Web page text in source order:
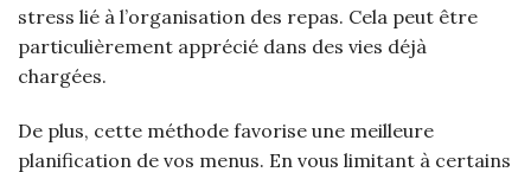
stress lié à l’organisation des repas. Cela peut être
particulièrement apprécié dans des vies déjà
chargées.
De plus, cette méthode favorise une meilleure
planification de vos menus. En vous limitant à certains